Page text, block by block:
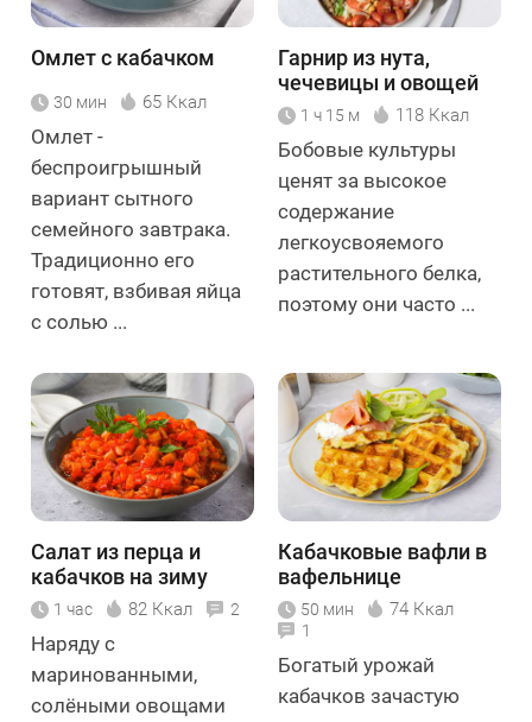
Омлет с кабачком
30 мин 65 Ккал
Омлет -
беспроигрышный
вариант сытного
семейного завтрака.
Традиционно его
готовят, взбивая яйца
с солью ...
Гарнир из нута,
чечевицы и овощей
1 ч 15 м 118 Ккал
Бобовые культуры
ценят за высокое
содержание
легкоусвояемого
растительного белка,
поэтому они часто ...
Салат из перца и
кабачков на зиму
1 час 82 Ккал 2
Наряду с
маринованными,
солёными овощами
Кабачковые вафли в
вафельнице
50 мин 74 Ккал
1
Богатый урожай
кабачков зачастую